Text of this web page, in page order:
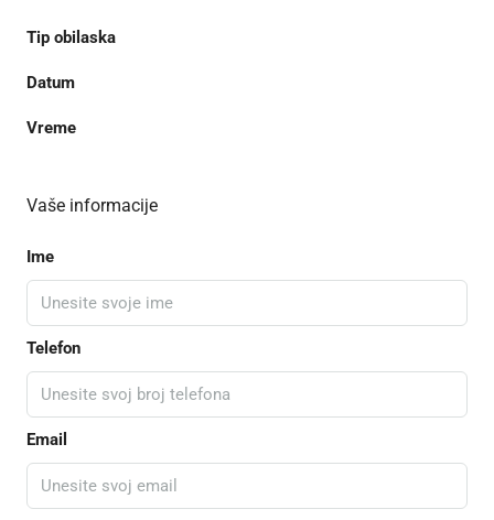
Tip obilaska
Datum
Vreme
Vaše informacije
Ime
Telefon
Email